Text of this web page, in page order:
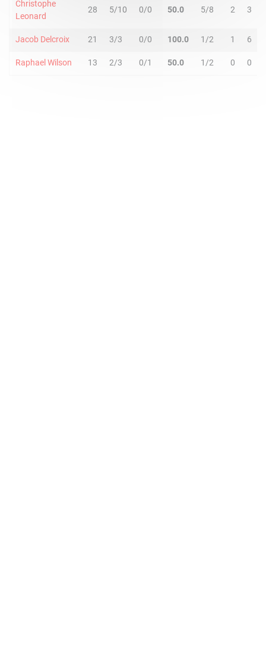
Christophe
Leonard
28 5/10 0/0 50.0 5/8 2 3
Jacob Delcroix 21 3/3 0/0 100.0 1/2 1 6
Raphael Wilson 13 2/3 0/1 50.0 1/2 0 0